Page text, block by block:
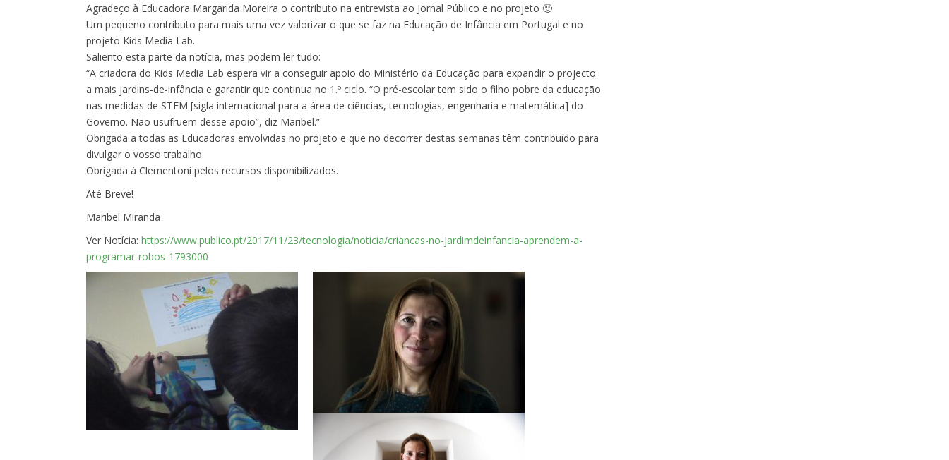
Agradeço à Educadora Margarida Moreira o contributo na entrevista ao Jornal Público e no projeto 🙂
Um pequeno contributo para mais uma vez valorizar o que se faz na Educação de Infância em Portugal e no
projeto Kids Media Lab.
Saliento esta parte da notícia, mas podem ler tudo:
“A criadora do Kids Media Lab espera vir a conseguir apoio do Ministério da Educação para expandir o projecto
a mais jardins-de-infância e garantir que continua no 1.º ciclo. “O pré-escolar tem sido o filho pobre da educação
nas medidas de STEM [sigla internacional para a área de ciências, tecnologias, engenharia e matemática] do
Governo. Não usufruem desse apoio”, diz Maribel.”
Obrigada a todas as Educadoras envolvidas no projeto e que no decorrer destas semanas têm contribuído para
divulgar o vosso trabalho.
Obrigada à Clementoni pelos recursos disponibilizados.
Até Breve!
Maribel Miranda
Ver Notícia: https://www.publico.pt/2017/11/23/tecnologia/noticia/criancas-no-jardimdeinfancia-aprendem-a-
programar-robos-1793000